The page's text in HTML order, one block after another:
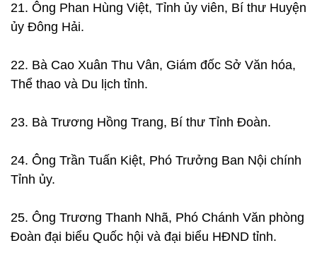
21. Ông Phan Hùng Việt, Tỉnh ủy viên, Bí thư Huyện
ủy Đông Hải.
22. Bà Cao Xuân Thu Vân, Giám đốc Sở Văn hóa,
Thể thao và Du lịch tỉnh.
23. Bà Trương Hồng Trang, Bí thư Tỉnh Đoàn.
24. Ông Trần Tuấn Kiệt, Phó Trưởng Ban Nội chính
Tỉnh ủy.
25. Ông Trương Thanh Nhã, Phó Chánh Văn phòng
Đoàn đại biểu Quốc hội và đại biểu HĐND tỉnh.